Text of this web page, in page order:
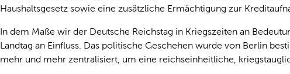
Haushaltsgesetz sowie eine zusätzliche Ermächtigung zur
In dem Maße wir der Deutsche Reichstag in Kriegszeiten an
Landtag an Einfluss. Das politische Geschehen wurde von Berlin
mehr und mehr zentralisiert, um eine reichseinheitliche,